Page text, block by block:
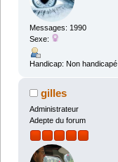
Messages: 1990
Sexe:
Handicap: Non handicapé
gilles
Administrateur
Adepte du forum